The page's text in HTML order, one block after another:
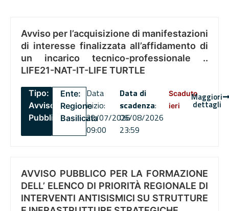
Avviso per l’acquisizione di manifestazioni
di interesse finalizzata all’affidamento di
un incarico tecnico-professionale ..
LIFE21-NAT-IT-LIFE TURTLE
Tipo:
Avviso
Pubblico
Ente:
Regione
Basilicata
Data
inizio:
22/07/2026
09:00
Data di
scadenza:
06/08/2026
23:59
Scaduto
ieri
Maggiori
dettagli
AVVISO PUBBLICO PER LA FORMAZIONE
DELL’ ELENCO DI PRIORITÀ REGIONALE DI
INTERVENTI ANTISISMICI SU STRUTTURE